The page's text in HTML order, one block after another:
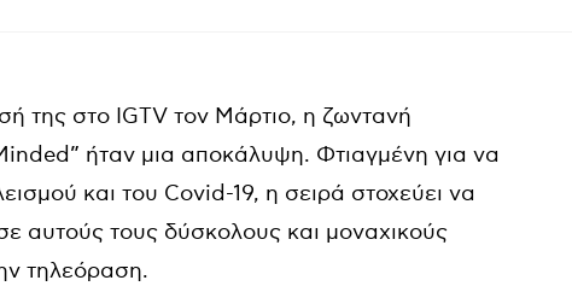
της στο IGTV τον Μάρτιο, η ζωντανή
ήταν μια αποκάλυψη. Φτιαγμένη για να
και του Covid-19, η σειρά στοχεύει να
αυτούς τους δύσκολους και μοναχικούς
τηλεόραση.